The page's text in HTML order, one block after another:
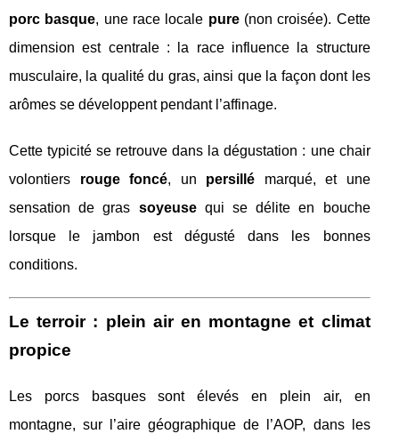
porc basque, une race locale pure(non croisée). Cette
dimension est centrale : la race influence la structure
musculaire, la qualité du gras, ainsi que la façon dont les
arômes se développent pendant l’affinage.
Cette typicité se retrouve dans la dégustation : une chair
volontiers rouge foncé, un persillé marqué, et une
sensation de gras soyeusequi se délite en bouche
lorsque le jambon est dégusté dans les bonnes
conditions.
Le terroir : plein air en montagne et climat
propice
Les porcs basques sont élevés en plein air, en
montagne, sur l’aire géographique de l’AOP, dans les